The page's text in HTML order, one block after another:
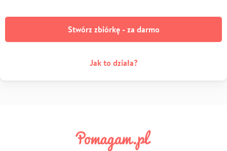
Stwórz zbiórkę - za darmo
Jak to działa?